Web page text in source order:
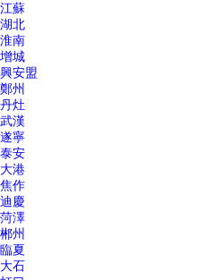
江蘇
湖北
淮南
增城
興安盟
鄭州
丹灶
武漢
遂寧
泰安
大港
焦作
迪慶
菏澤
郴州
臨夏
大石